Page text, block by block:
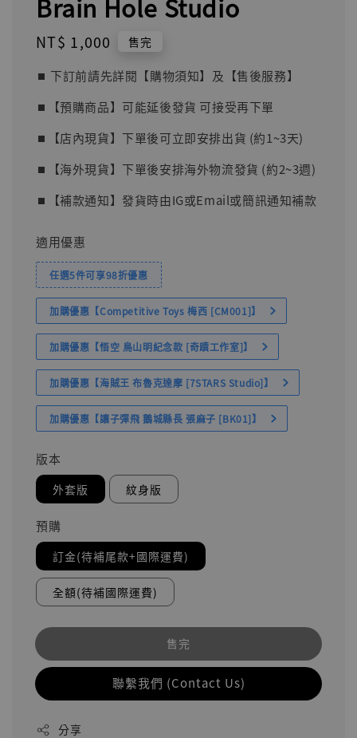
Brain Hole Studio
Regular
NT$ 1,000 售完
⏹︎ 下訂前請先詳閱【購物須知】及【售後服務】
⏹︎【預購商品】可能延後發貨 可接受再下單
⏹︎【店內現貨】下單後可立即安排出貨 (約1~3天)
⏹︎【海外現貨】下單後安排海外物流發貨 (約2~3週)
⏹︎【補款通知】發貨時由IG或Email或簡訊通知補款
適用優惠
任選5件可享98折優惠
加購優惠【Competitive Toys 梅西 [CM001]】
加購優惠【悟空 鳥山明紀念款 [奇蹟工作室]】
加購優惠【海賊王 布魯克達摩 [7STARS Studio]】
加購優惠【讓子彈飛 鵝城縣長 張麻子 [BK01]】
版本
外套版 紋身版
預購
訂金(待補尾款+國際運費)
全額(待補國際運費)
售完
聯繫我們 (Contact Us)
分享